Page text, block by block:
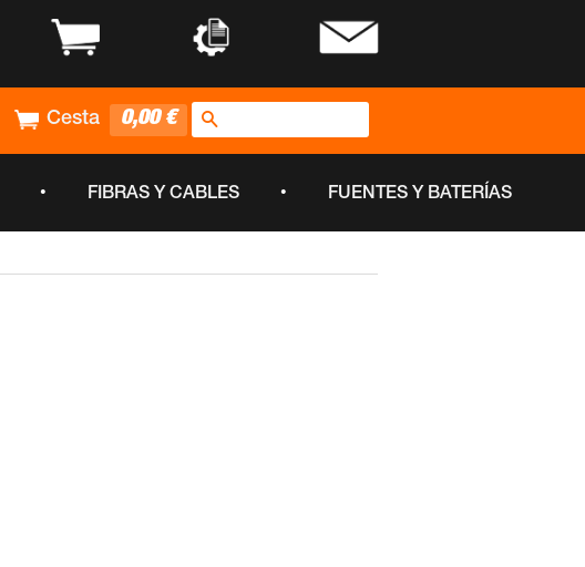
Cesta 0,00 €
• FIBRAS Y CABLES • FUENTES Y BATERÍAS